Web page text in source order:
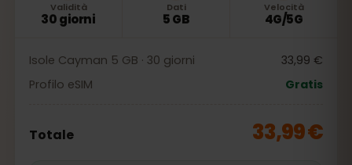
Validità
30 giorni
Dati
5 GB
Velocità
4G/5G
Isole Cayman 5 GB · 30 giorni
33,99 €
Profilo eSIM
Gratis
Totale 33,99 €